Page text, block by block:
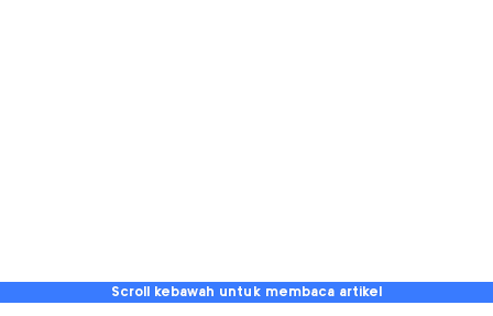
Scroll kebawah untuk membaca artikel